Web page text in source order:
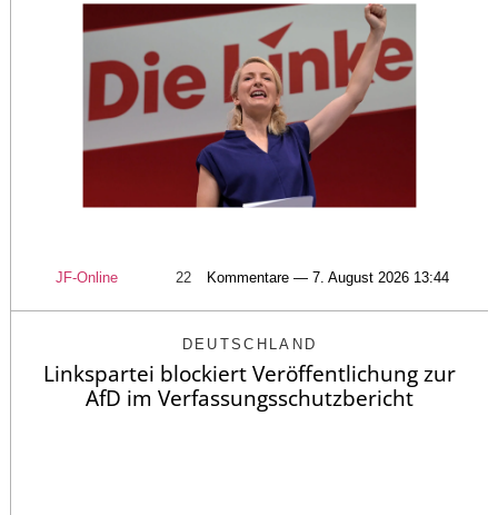
JF-Online 22 Kommentare — 7. August 2026 13:44
DEUTSCHLAND
Linkspartei blockiert Veröffentlichung zur
AfD im Verfassungsschutzbericht